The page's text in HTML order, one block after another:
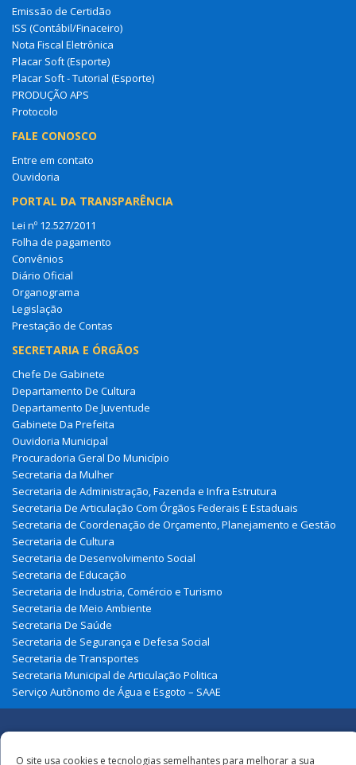
Emissão de Certidão
ISS (Contábil/Finaceiro)
Nota Fiscal Eletrônica
Placar Soft (Esporte)
Placar Soft - Tutorial (Esporte)
PRODUÇÃO APS
Protocolo
FALE CONOSCO
Entre em contato
Ouvidoria
PORTAL DA TRANSPARÊNCIA
Lei nº 12.527/2011
Folha de pagamento
Convênios
Diário Oficial
Organograma
Legislação
Prestação de Contas
SECRETARIA E ÓRGÃOS
Chefe De Gabinete
Departamento De Cultura
Departamento De Juventude
Gabinete Da Prefeita
Ouvidoria Municipal
Procuradoria Geral Do Município
Secretaria da Mulher
Secretaria de Administração, Fazenda e Infra Estrutura
Secretaria De Articulação Com Órgãos Federais E Estaduais
Secretaria de Coordenação de Orçamento, Planejamento e Gestão
Secretaria de Cultura
Secretaria de Desenvolvimento Social
Secretaria de Educação
Secretaria de Industria, Comércio e Turismo
Secretaria de Meio Ambiente
Secretaria De Saúde
Secretaria de Segurança e Defesa Social
Secretaria de Transportes
Secretaria Municipal de Articulação Politica
Serviço Autônomo de Água e Esgoto – SAAE
Redes
O site usa cookies e tecnologias semelhantes para melhorar a sua